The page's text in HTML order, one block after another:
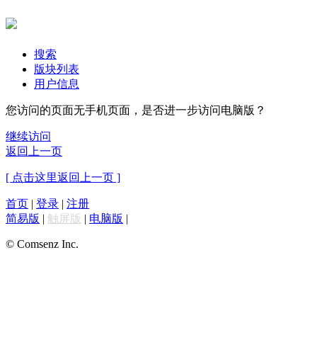
搜索
版块列表
用户信息
您访问的页面无手机页面，是否进一步访问电脑版？
继续访问
返回上一页
[ 点击这里返回上一页 ]
首页 | 登录 | 注册
简易版 | 触屏版 | 电脑版 |
© Comsenz Inc.